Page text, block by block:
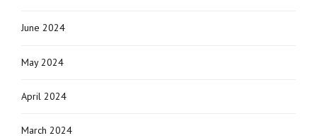
June 2024
May 2024
April 2024
March 2024